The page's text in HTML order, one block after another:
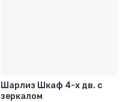
Шарлиз Шкаф 4-х дв. с
зеркалом